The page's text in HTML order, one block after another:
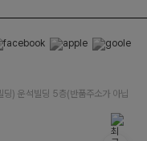
) 운석빌딩 5층(반품주소가 아닙